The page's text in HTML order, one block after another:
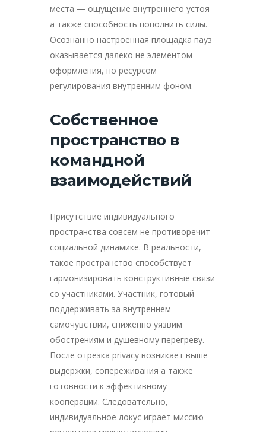
места — ощущение внутреннего устоя
а также способность пополнить силы.
Осознанно настроенная площадка пауз
оказывается далеко не элементом
оформления, но ресурсом
регулирования внутренним фоном.
Собственное
пространство в
командной
взаимодействий
Присутствие индивидуального
пространства совсем не противоречит
социальной динамике. В реальности,
такое пространство способствует
гармонизировать конструктивные связи
cо участниками. Участник, готовый
поддерживать за внутреннем
самочувствии, сниженно уязвим
обострениям и душевному перегреву.
После отрезка privacy возникает выше
выдержки, сопереживания а также
готовности к эффективному
кооперации. Следовательно,
индивидуальное локус играет миссию